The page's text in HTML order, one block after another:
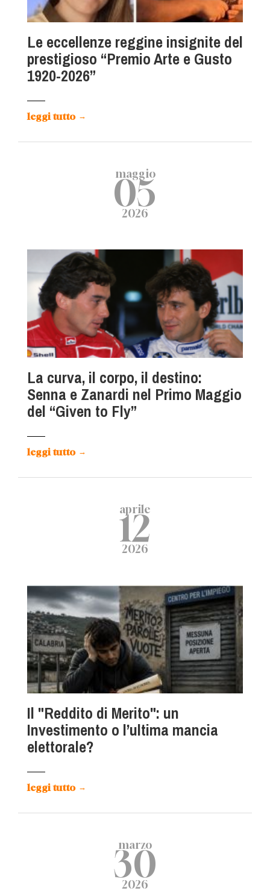
Le eccellenze reggine insignite del
prestigioso “Premio Arte e Gusto
1920-2026”
leggi tutto →
maggio
05
2026
La curva, il corpo, il destino:
Senna e Zanardi nel Primo Maggio
del “Given to Fly”
leggi tutto →
aprile
12
2026
Il "Reddito di Merito": un
Investimento o l’ultima mancia
elettorale?
leggi tutto →
marzo
30
2026